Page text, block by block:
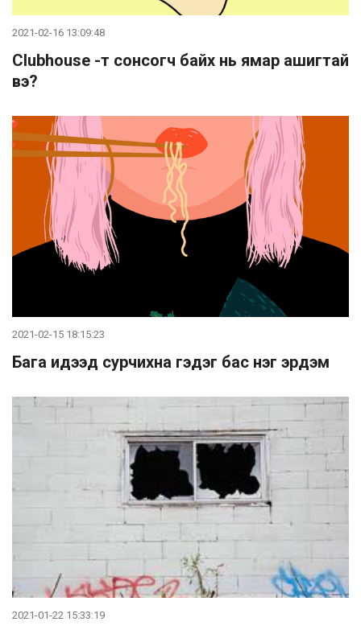
2021-02-16 13:09:48
Clubhouse -т сонсогч байх нь ямар ашигтай
вэ?
2021-02-15 18:15:23
Бага идээд сурчихна гэдэг бас нэг эрдэм
2021-01-22 15:33:19